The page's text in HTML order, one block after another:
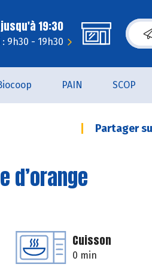
19:30
9h30 - 19h30
PAIN SCOP
Partager
d’orange
Cuisson
0 min